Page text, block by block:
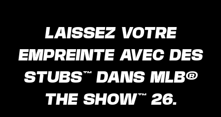
LAISSEZ VOTRE
EMPREINTE AVEC DES
STUBS™ DANS MLB®
THE SHOW™ 26.